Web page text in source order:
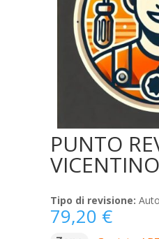
PUNTO
Tipo di revisione:
79,20 €